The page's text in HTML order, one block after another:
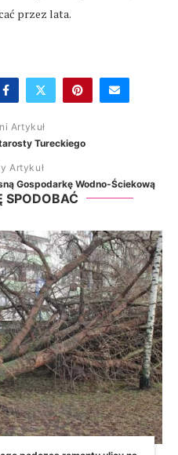
przez lata.
Artykuł
Tureckiego
Artykuł
Gospodarkę Wodno-Ściekową
SPODOBAĆ